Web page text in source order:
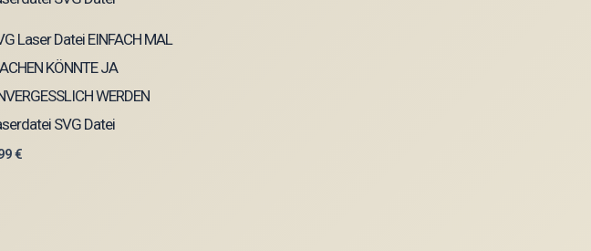
Laser Datei EINFACH MAL
KÖNNTE JA
WERDEN
SVG Datei
€